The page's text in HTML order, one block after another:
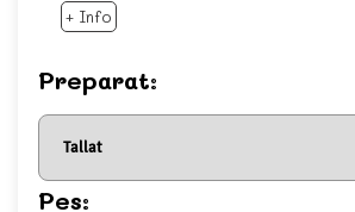
+ Info
Preparat:
Pes: